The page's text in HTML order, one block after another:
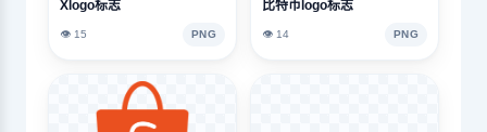
Xlogo标志
👁️ 15 PNG
比特币logo标志
👁️ 14 PNG